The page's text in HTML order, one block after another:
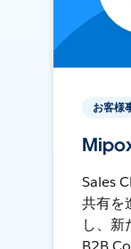
お客様
Sales
共有を
し、